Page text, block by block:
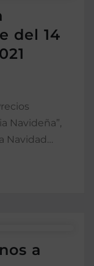
del 14
Navideña”,
a